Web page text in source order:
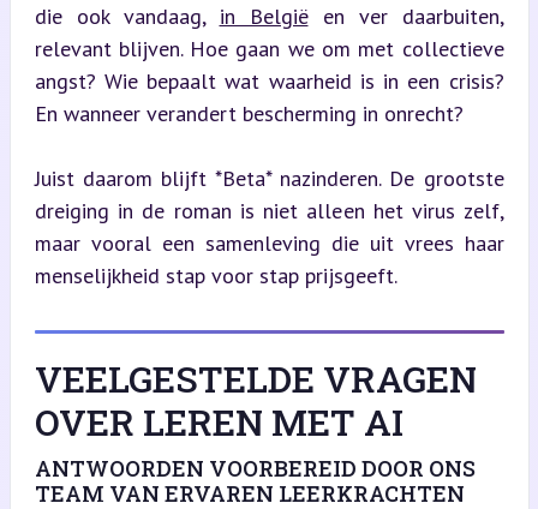
die ook vandaag, in België en ver daarbuiten,
relevant blijven. Hoe gaan we om met collectieve
angst? Wie bepaalt wat waarheid is in een crisis?
En wanneer verandert bescherming in onrecht?
Juist daarom blijft *Beta* nazinderen. De grootste
dreiging in de roman is niet alleen het virus zelf,
maar vooral een samenleving die uit vrees haar
menselijkheid stap voor stap prijsgeeft.
VEELGESTELDE VRAGEN
OVER LEREN MET AI
ANTWOORDEN VOORBEREID DOOR ONS
TEAM VAN ERVAREN LEERKRACHTEN